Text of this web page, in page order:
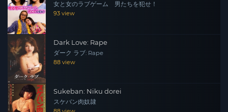
女と女のラブゲーム 男たちを犯せ！
93 view
Dark Love: Rape
ダーク ラブ: Rape
88 view
Sukeban: Niku dorei
スケバン肉奴隷